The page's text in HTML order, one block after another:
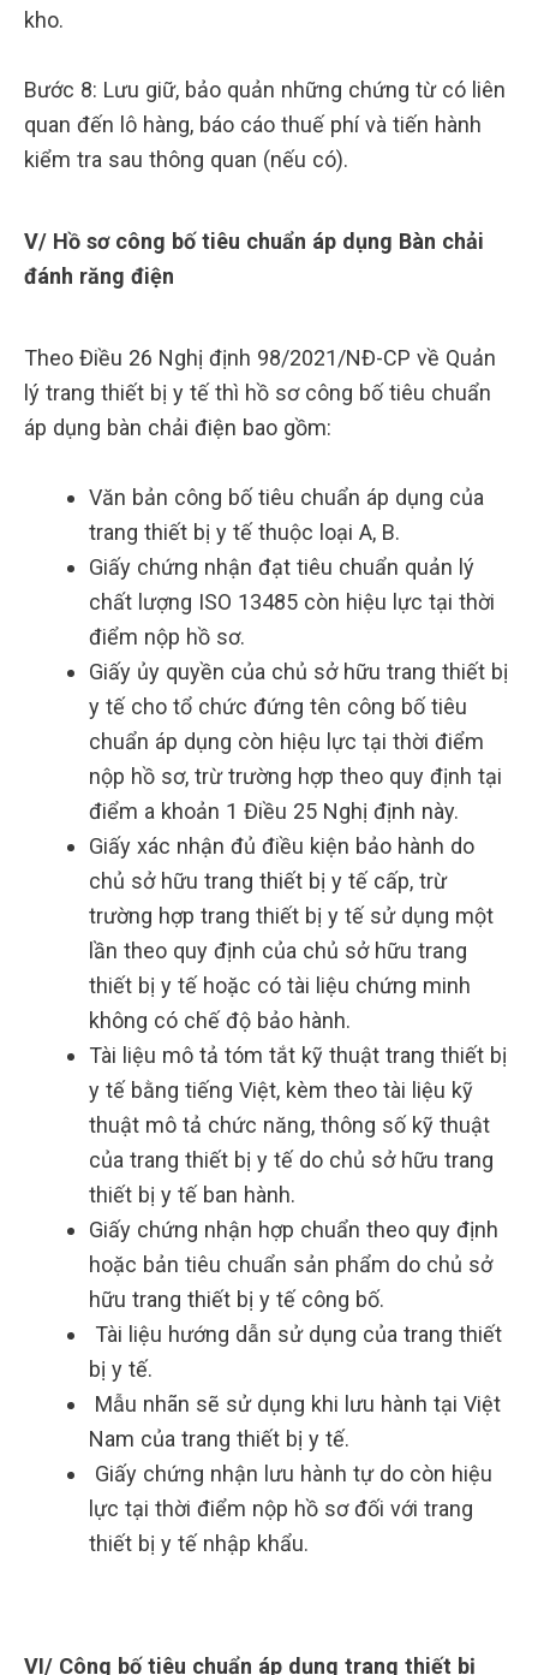
kho.
Bước 8: Lưu giữ, bảo quản những chứng từ có liên
quan đến lô hàng, báo cáo thuế phí và tiến hành
kiểm tra sau thông quan (nếu có).
V/ Hồ sơ công bố tiêu chuẩn áp dụng Bàn chải
đánh răng điện
Theo Điều 26 Nghị định 98/2021/NĐ-CP về Quản
lý trang thiết bị y tế thì hồ sơ công bố tiêu chuẩn
áp dụng bàn chải điện bao gồm:
Văn bản công bố tiêu chuẩn áp dụng của
trang thiết bị y tế thuộc loại A, B.
Giấy chứng nhận đạt tiêu chuẩn quản lý
chất lượng ISO 13485 còn hiệu lực tại thời
điểm nộp hồ sơ.
Giấy ủy quyền của chủ sở hữu trang thiết bị
y tế cho tổ chức đứng tên công bố tiêu
chuẩn áp dụng còn hiệu lực tại thời điểm
nộp hồ sơ, trừ trường hợp theo quy định tại
điểm a khoản 1 Điều 25 Nghị định này.
Giấy xác nhận đủ điều kiện bảo hành do
chủ sở hữu trang thiết bị y tế cấp, trừ
trường hợp trang thiết bị y tế sử dụng một
lần theo quy định của chủ sở hữu trang
thiết bị y tế hoặc có tài liệu chứng minh
không có chế độ bảo hành.
Tài liệu mô tả tóm tắt kỹ thuật trang thiết bị
y tế bằng tiếng Việt, kèm theo tài liệu kỹ
thuật mô tả chức năng, thông số kỹ thuật
của trang thiết bị y tế do chủ sở hữu trang
thiết bị y tế ban hành.
Giấy chứng nhận hợp chuẩn theo quy định
hoặc bản tiêu chuẩn sản phẩm do chủ sở
hữu trang thiết bị y tế công bố.
Tài liệu hướng dẫn sử dụng của trang thiết
bị y tế.
Mẫu nhãn sẽ sử dụng khi lưu hành tại Việt
Nam của trang thiết bị y tế.
Giấy chứng nhận lưu hành tự do còn hiệu
lực tại thời điểm nộp hồ sơ đối với trang
thiết bị y tế nhập khẩu.
VI/ Công bố tiêu chuẩn áp dụng trang thiết bị